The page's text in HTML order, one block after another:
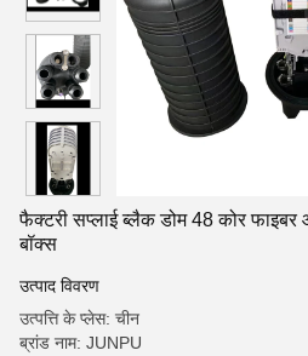
फैक्टरी सप्लाई ब्लैक डोम 48 कोर फाइबर
बॉक्स
उत्पाद विवरण
उत्पत्ति के प्लेस: चीन
ब्रांड नाम: JUNPU